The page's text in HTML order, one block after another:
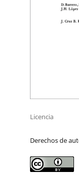
Licencia
Derechos de